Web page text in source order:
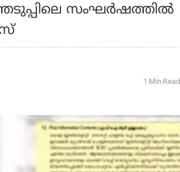
സംഘര്‍ഷത്തില്‍
1 Min Read